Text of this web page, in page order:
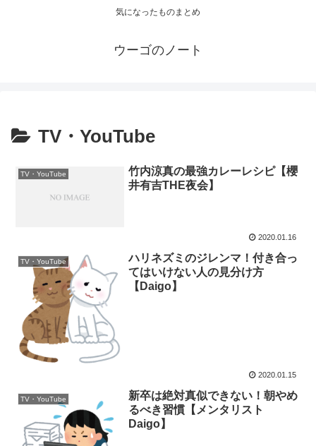
気になったものまとめ
ウーゴのノート
TV・YouTube
TV・YouTube
竹内涼真の最強カレーレシピ【櫻
井有吉THE夜会】
2020.01.16
TV・YouTube
ハリネズミのジレンマ！付き合っ
てはいけない人の見分け方
【Daigo】
2020.01.15
TV・YouTube
新卒は絶対真似できない！朝やめ
るべき習慣【メンタリスト
Daigo】